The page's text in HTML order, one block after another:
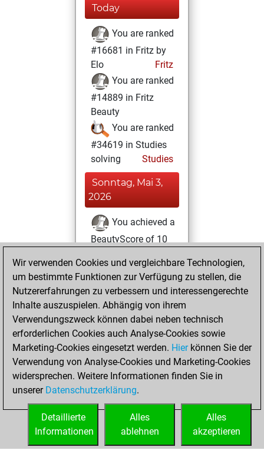
Today
You are ranked
#16681 in Fritz by
Elo
Fritz
You are ranked
#14889 in Fritz
Beauty
You are ranked
#34619 in Studies
solving
Studies
Sonntag, Mai 3,
2026
You achieved a
BeautyScore of 10
achieved a new Elo
of 1584
Sonntag, Februar
23, 2025
You created
your Fritz account
Fritz
You
account
Studies
Wir verwenden Cookies und vergleichbare Technologien,
um bestimmte Funktionen zur Verfügung zu stellen, die
Nutzererfahrungen zu verbessern und interessengerechte
Inhalte auszuspielen. Abhängig von ihrem
Verwendungszweck können dabei neben technisch
erforderlichen Cookies auch Analyse-Cookies sowie
Marketing-Cookies eingesetzt werden. Hierkönnen Sie der
Verwendung von Analyse-Cookies und Marketing-Cookies
widersprechen. Weitere Informationen finden Sie in
unserer Datenschutzerklärung.
Alles
akzeptieren
Alles
ablehnen
Detaillierte
Informationen